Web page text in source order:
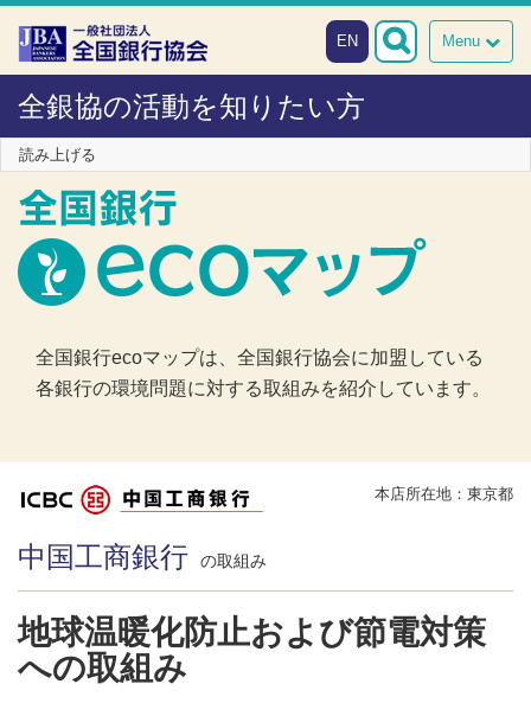
本文へスキップ
障がい者向け相談窓口
Menu
EN
全銀協の活動を知りたい方
読み上げる
全国銀行ecoマップは、全国銀行協会に加盟している
各銀行の環境問題に対する取組みを紹介しています。
本店所在地：東京都
中国工商銀行 の取組み
地球温暖化防止および節電対策
への取組み